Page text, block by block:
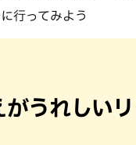
行ってみよう
うれしい